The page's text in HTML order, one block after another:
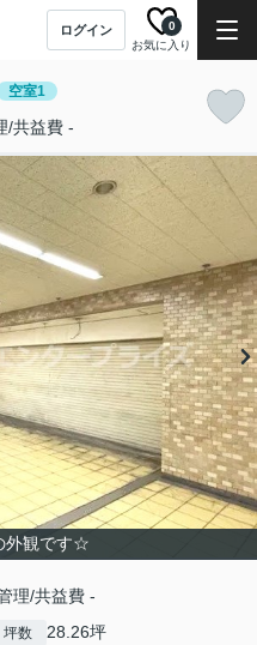
ログイン
お気に入り
0
空室1
/共益費 -
外観です☆
理/共益費 -
坪数 28.26坪